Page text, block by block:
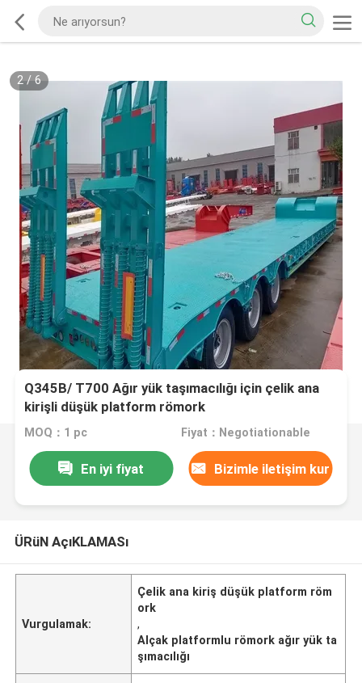
2/6
Q345B/ T700 Ağır yük taşımacılığı için çelik ana
kirişli düşük platform römork
MOQ：1 pc Fiyat：Negotiationable
En iyi fiyat Bizimle iletişim kur
ÜRüN AçıKLAMASı
Vurgulamak:
Çelik ana kiriş düşük platform röm
ork
,
Alçak platformlu römork ağır yük ta
şımacılığı